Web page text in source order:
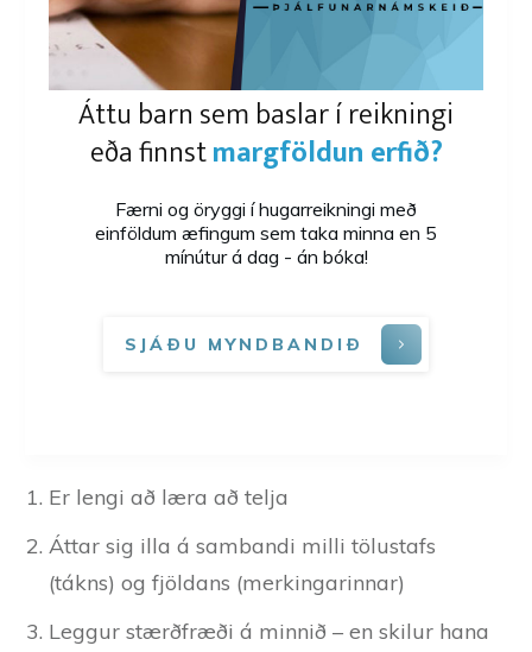
Áttu barn sem baslar í reikningi
eða finnstmargföldun erfið?
Færni og öryggi í hugarreikningi með
einföldum æfingum sem taka minna en 5
mínútur á dag - án bóka!
SJÁÐU MYNDBANDIÐ
Er lengi að læra að telja
Áttar sig illa á sambandi milli tölustafs
(tákns) og fjöldans (merkingarinnar)
Leggur stærðfræði á minnið – en skilur hana